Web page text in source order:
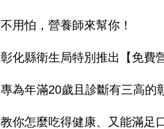
不用怕，營養師來幫你！
彰化縣衛生局特別推出【免費
專為年滿20歲且診斷有三高的
教你怎麼吃得健康、又能滿足